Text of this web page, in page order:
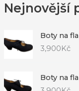
Nejnovější
Boty na
3,900Kč
Boty na